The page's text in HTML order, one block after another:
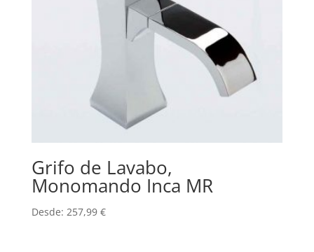
Grifo de Lavabo,
Monomando Inca MR
Desde: 257,99 €